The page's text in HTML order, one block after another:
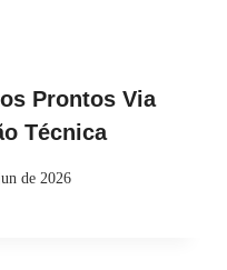
Prontos Via
Técnica
de 2026